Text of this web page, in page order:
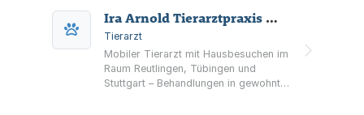
Ira Arnold Tierarztpraxis MobiVet
Tierarzt
Mobiler Tierarzt mit Hausbesuchen im
Raum Reutlingen, Tübingen und
Stuttgart – Behandlungen in gewohnter